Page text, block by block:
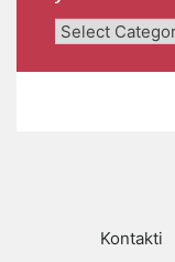
Jaunumi
Kontakti